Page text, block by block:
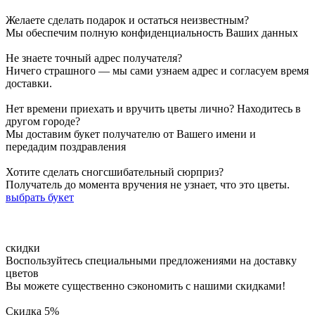
Желаете сделать подарок и остаться неизвестным?
Мы обеспечим полную конфиденциальность Ваших данных
Не знаете точный адрес получателя?
Ничего страшного — мы сами узнаем адрес и согласуем время
доставки.
Нет времени приехать и вручить цветы лично? Находитесь в
другом городе?
Мы доставим букет получателю от Вашего имени и
передадим поздравления
Хотите сделать сногсшибательный сюрприз?
Получатель до момента вручения не узнает, что это цветы.
выбрать букет
скидки
Воспользуйтесь специальными предложениями на доставку
цветов
Вы можете существенно сэкономить с нашими скидками!
Скидка 5%
значениями считается дружба, выражение симпатии и
поддержки. Белые хризантемы символизируют искренность,
или маме. Фиолетовые и розовые оттенки хризантем являются
символами творчества, нестандартности мышления, а также
выражают уважение и почтение. Букет из фиолетовых
друзей, коллег. Яркие жёлтые и оранжевые хризантемы своей
яркостью расскажут о пожеланиях благополучия и удачи. Такой
букет отлично подойдёт в подарок для коллег, друзей. При
помощи многогранности и разнообразия хризантем, вы сможете
чувства.
Что обозначают цвета хризантем
хризантема считается благороднейшим растением наравне со
сливой, орхидеей и бамбуком. В Китае хризантема — символ
женского начала, целомудренности и женственности,
спокойствия и умиротворения. В наши времена селекционеры
Перейдем к символике этих цветов. Желтые хризантемы —